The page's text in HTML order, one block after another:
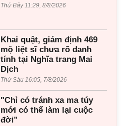
Thứ Bảy 11:29, 8/8/2026
Khai quật, giám định 469
mộ liệt sĩ chưa rõ danh
tính tại Nghĩa trang Mai
Dịch
Thứ Sáu 16:05, 7/8/2026
"Chỉ có tránh xa ma túy
mới có thể làm lại cuộc
đời"